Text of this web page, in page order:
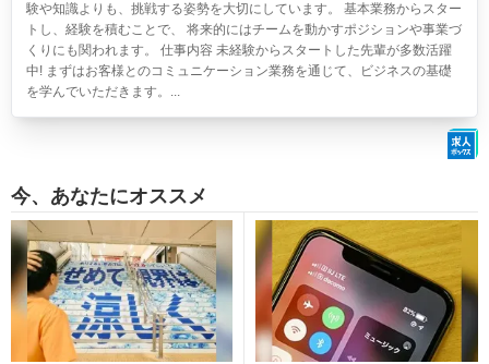
験や知識よりも、挑戦する姿勢を大切にしています。 基本業務からスター
トし、経験を積むことで、 将来的にはチームを動かすポジションや事業づ
くりにも関われます。 仕事内容 未経験からスタートした先輩が多数活躍
中! まずはお客様とのコミュニケーション業務を通じて、ビジネスの基礎
を学んでいただきます。...
今、あなたにオススメ